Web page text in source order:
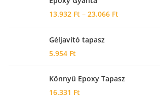
13.932 Ft – 23.066 Ft
Géljavító tapasz
5.954 Ft
Könnyű Epoxy Tapasz
16.331 Ft